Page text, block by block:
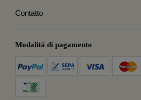
Contatto
Modalitá di pagamento